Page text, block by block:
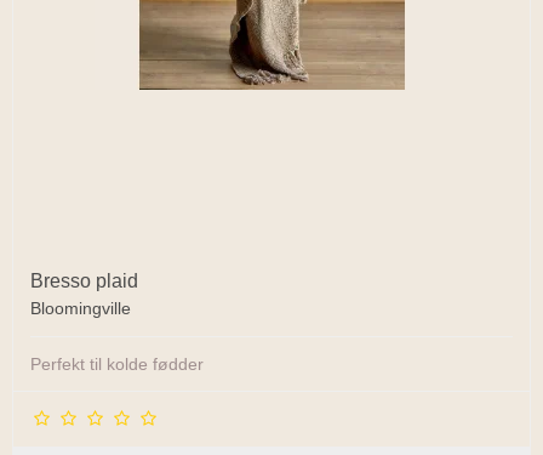
Bresso plaid
Bloomingville
Perfekt til kolde fødder